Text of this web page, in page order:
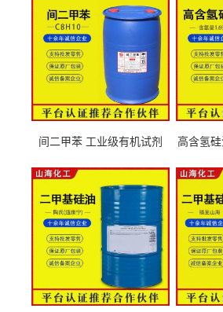
间二甲苯 工业级有机试剂
高含氢